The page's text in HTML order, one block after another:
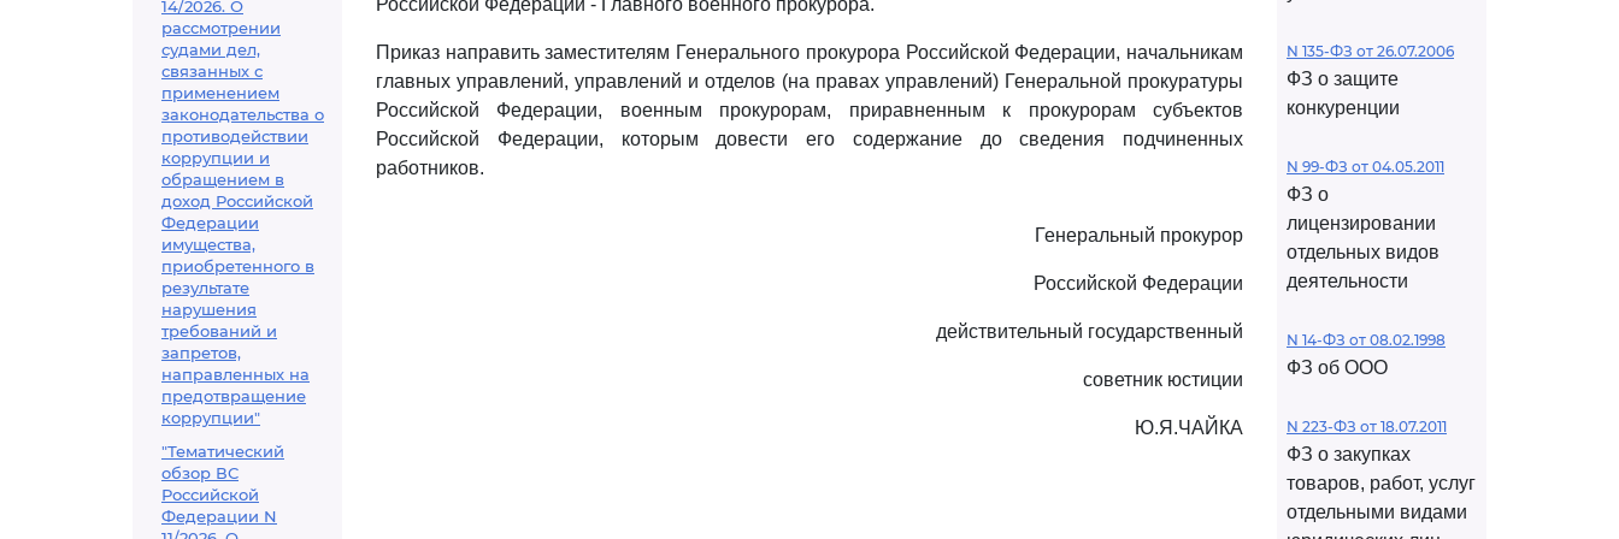
14/2026. О
рассмотрении
судами дел,
связанных с
применением
законодательства о
противодействии
коррупции и
обращением в
доход Российской
Федерации
имущества,
приобретенного в
результате
нарушения
требований и
запретов,
направленных на
предотвращение
коррупции"
"Тематический
обзор ВС
Российской
Федерации N
Российской Федерации - Главного военного прокурора.
Приказ направить заместителям Генерального прокурора Российской Федерации, начальникам
главных управлений, управлений и отделов (на правах управлений) Генеральной прокуратуры
Российской Федерации, военным прокурорам, приравненным к прокурорам субъектов
Российской Федерации, которым довести его содержание до сведения подчиненных
работников.
Генеральный прокурор
Российской Федерации
действительный государственный
советник юстиции
Ю.Я.ЧАЙКА
N 135-ФЗ от 26.07.2006
ФЗ о защите
конкуренции
N 99-ФЗ от 04.05.2011
ФЗ о
лицензировании
отдельных видов
деятельности
N 14-ФЗ от 08.02.1998
ФЗ об ООО
N 223-ФЗ от 18.07.2011
ФЗ о закупках
товаров, работ, услуг
отдельными видами